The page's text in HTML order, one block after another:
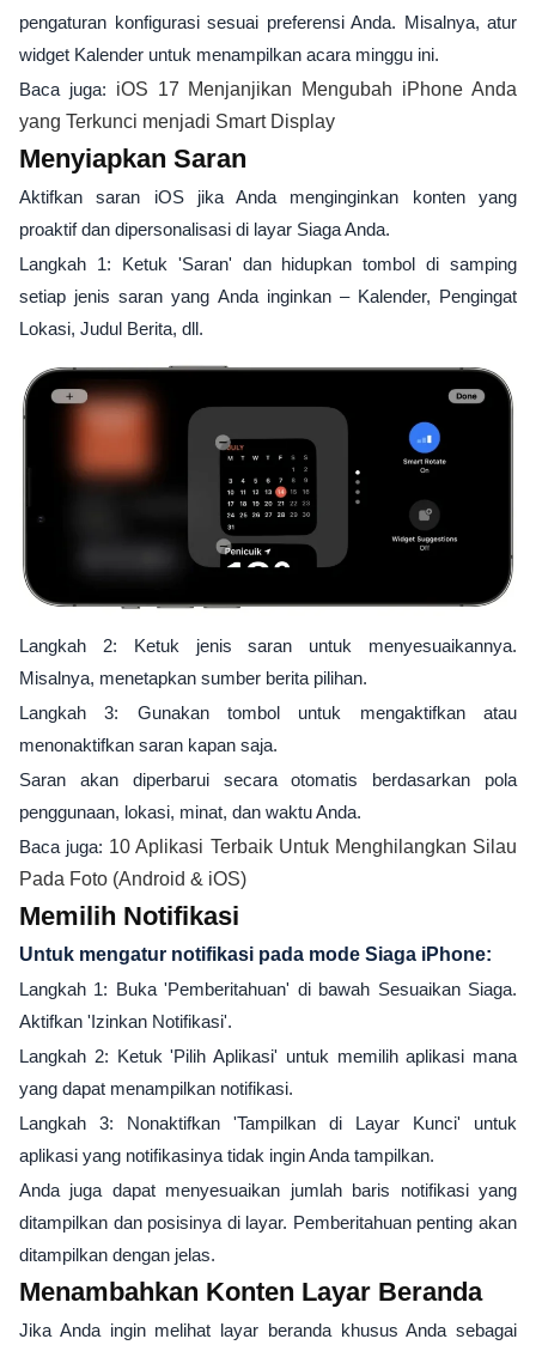
pengaturan konfigurasi sesuai preferensi Anda. Misalnya, atur
widget Kalender untuk menampilkan acara minggu ini.
Baca juga: iOS 17 Menjanjikan Mengubah iPhone Anda
yang Terkunci menjadi Smart Display
Menyiapkan Saran
Aktifkan saran iOS jika Anda menginginkan konten yang
proaktif dan dipersonalisasi di layar Siaga Anda.
Langkah 1: Ketuk 'Saran' dan hidupkan tombol di samping
setiap jenis saran yang Anda inginkan – Kalender, Pengingat
Lokasi, Judul Berita, dll.
Langkah 2: Ketuk jenis saran untuk menyesuaikannya.
Misalnya, menetapkan sumber berita pilihan.
Langkah 3: Gunakan tombol untuk mengaktifkan atau
menonaktifkan saran kapan saja.
Saran akan diperbarui secara otomatis berdasarkan pola
penggunaan, lokasi, minat, dan waktu Anda.
Baca juga: 10 Aplikasi Terbaik Untuk Menghilangkan Silau
Pada Foto (Android & iOS)
Memilih Notifikasi
Untuk mengatur notifikasi pada mode Siaga iPhone:
Langkah 1: Buka 'Pemberitahuan' di bawah Sesuaikan Siaga.
Aktifkan 'Izinkan Notifikasi'.
Langkah 2: Ketuk 'Pilih Aplikasi' untuk memilih aplikasi mana
yang dapat menampilkan notifikasi.
Langkah 3: Nonaktifkan 'Tampilkan di Layar Kunci' untuk
aplikasi yang notifikasinya tidak ingin Anda tampilkan.
Anda juga dapat menyesuaikan jumlah baris notifikasi yang
ditampilkan dan posisinya di layar. Pemberitahuan penting akan
ditampilkan dengan jelas.
Menambahkan Konten Layar Beranda
Jika Anda ingin melihat layar beranda khusus Anda sebagai